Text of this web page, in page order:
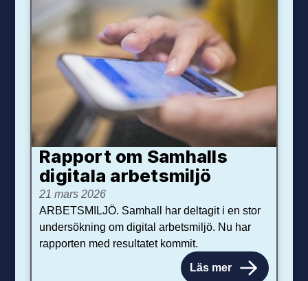
Rapport om Samhalls
digitala arbetsmiljö
21 mars 2026
ARBETSMILJÖ. Samhall har deltagit i en stor
undersökning om digital arbetsmiljö. Nu har
rapporten med resultatet kommit.
Läs mer